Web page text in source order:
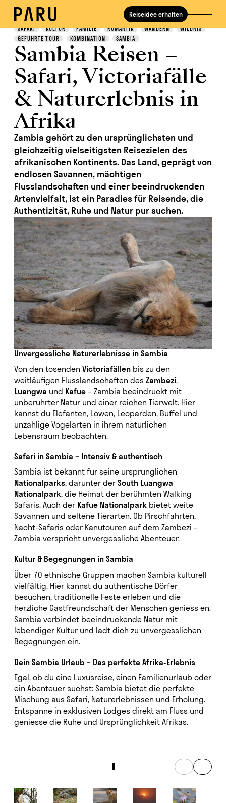
Reiseidee erhalten
Entdecken
SAFARI KULTUR FAMILIE ROMANTIK WANDERN
WILDNIS
GEFÜHRTE TOUR
KOMBINATION SAMBIA
Sambia Reisen –
Safari, Victoriafälle
& Naturerlebnis in
Afrika
Zambia gehört zu den ursprünglichsten und
gleichzeitig vielseitigsten Reisezielen des
afrikanischen Kontinents. Das Land, geprägt von
endlosen Savannen, mächtigen
Flusslandschaften und einer beeindruckenden
Artenvielfalt, ist ein Paradies für Reisende, die
Authentizität, Ruhe und Natur pur suchen.
Unvergessliche Naturerlebnisse in Sambia
Von den tosenden Victoriafällen bis zu den
weitläufigen Flusslandschaften des Zambezi,
Luangwa und Kafue – Zambia beeindruckt mit
unberührter Natur und einer reichen Tierwelt. Hier
kannst du Elefanten, Löwen, Leoparden, Büffel und
unzählige Vogelarten in ihrem natürlichen
Lebensraum beobachten.
Safari in Sambia – Intensiv & authentisch
Sambia ist bekannt für seine ursprünglichen
Nationalparks, darunter der South Luangwa
Nationalpark, die Heimat der berühmten Walking
Safaris. Auch der Kafue Nationalpark bietet weite
Savannen und seltene Tierarten. Ob Pirschfahrten,
Nacht-Safaris oder Kanutouren auf dem Zambezi –
Zambia verspricht unvergessliche Abenteuer.
Kultur & Begegnungen in Sambia
Über 70 ethnische Gruppen machen Sambia kulturell
vielfältig. Hier kannst du authentische Dörfer
besuchen, traditionelle Feste erleben und die
herzliche Gastfreundschaft der Menschen geniess en.
Sambia verbindet beeindruckende Natur mit
lebendiger Kultur und lädt dich zu unvergesslichen
Begegnungen ein.
Dein Sambia Urlaub – Das perfekte Afrika-Erlebnis
Egal, ob du eine Luxusreise, einen Familienurlaub oder
ein Abenteuer suchst: Sambia bietet die perfekte
Mischung aus Safari, Naturerlebnissen und Erholung.
Entspanne in exklusiven Lodges direkt am Fluss und
geniesse die Ruhe und Ursprünglichkeit Afrikas.